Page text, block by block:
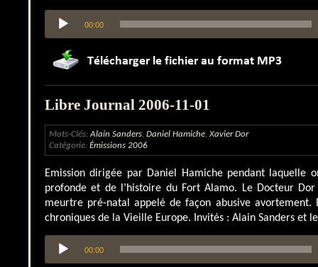
audio
00:00
Libre Journal 2006-11-01
Mots-Clés:Alain Sanders, Daniel Hamiche,Xavier Dor
Catégorie: Émissions 2006
Emission dirigée par Daniel Hamiche pendant laquelle
profonde et de l’histoire du Fort Alamo. Le Docteur
meurtre pré-natal appelé de façon abusive avortement.
chroniques de la Vieille Europe. Invités : Alain Sanders et
Lecteur
audio
00:00